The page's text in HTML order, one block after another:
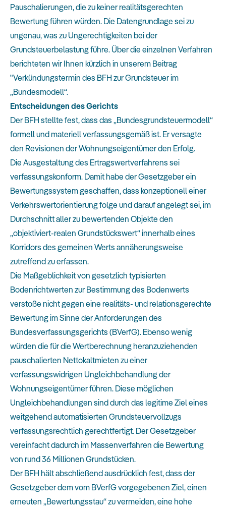
Pauschalierungen, die zu keiner realitätsgerechten
Bewertung führen würden. Die Datengrundlage sei zu
ungenau, was zu Ungerechtigkeiten bei der
Grundsteuerbelastung führe. Über die einzelnen Verfahren
berichteten wir Ihnen kürzlich in unserem Beitrag
"Verkündungstermin des BFH zur Grundsteuer im
„Bundesmodell“.
Entscheidungen des Gerichts
Der BFH stellte fest, dass das „Bundesgrundsteuermodell“
formell und materiell verfassungsgemäß ist. Er versagte
den Revisionen der Wohnungseigentümer den Erfolg.
Die Ausgestaltung des Ertragswertverfahrens sei
verfassungskonform. Damit habe der Gesetzgeber ein
Bewertungssystem geschaffen, dass konzeptionell einer
Verkehrswertorientierung folge und darauf angelegt sei, im
Durchschnitt aller zu bewertenden Objekte den
„objektiviert-realen Grundstückswert“ innerhalb eines
Korridors des gemeinen Werts annäherungsweise
zutreffend zu erfassen.
Die Maßgeblichkeit von gesetzlich typisierten
Bodenrichtwerten zur Bestimmung des Bodenwerts
verstoße nicht gegen eine realitäts- und relationsgerechte
Bewertung im Sinne der Anforderungen des
Bundesverfassungsgerichts (BVerfG). Ebenso wenig
würden die für die Wertberechnung heranzuziehenden
pauschalierten Nettokaltmieten zu einer
verfassungswidrigen Ungleichbehandlung der
Wohnungseigentümer führen. Diese möglichen
Ungleichbehandlungen sind durch das legitime Ziel eines
weitgehend automatisierten Grundsteuervollzugs
verfassungsrechtlich gerechtfertigt. Der Gesetzgeber
vereinfacht dadurch im Massenverfahren die Bewertung
von rund 36 Millionen Grundstücken.
Der BFH hält abschließend ausdrücklich fest, dass der
Gesetzgeber dem vom BVerfG vorgegebenen Ziel, einen
erneuten „Bewertungsstau“ zu vermeiden, eine hohe